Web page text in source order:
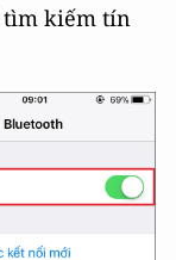
tìm kiếm tín